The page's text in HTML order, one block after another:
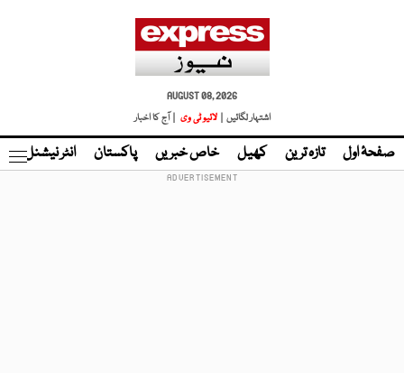
AUGUST 08, 2026
اشتہار لگائیں |
لائیو ٹی وی | آج کا اخبار
صفحۂ اول تازہ ترین کھیل خاص خبریں پاکستان انٹر نیشنل